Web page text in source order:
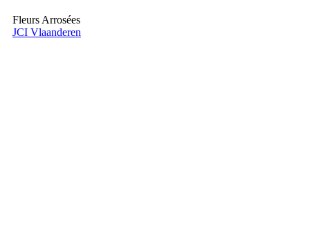
Fleurs Arrosées
JCI Vlaanderen